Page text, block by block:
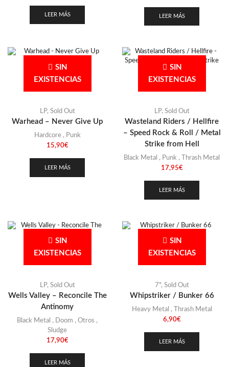
(17)
Kirguistán (1)
(1)
Marruecos (1)
Noruega (1)
Paraguay (1)
Polonia
Rusia (1)
Singapur (1)
Suriname (1)
Tayikistán (1)
(1)
Uruguay (1)
(28)
LEER MÁS LEER MÁS
SIN
EXISTENCIAS
LP, Sold Out
Warhead – Never Give Up
Hardcore, Punk
15,90€
LEER MÁS
SIN
EXISTENCIAS
LP, Sold Out
Wasteland Riders / Hellfire
– Speed Rock & Roll / Metal
Strike from Hell
Black Metal , Punk ,
Thrash Metal
17,95€
LEER MÁS
SIN
EXISTENCIAS
LP, Sold Out
Wells Valley – Reconcile The
Antinomy
Black Metal , Doom , Otros ,
Sludge
17,90€
LEER MÁS
SIN
EXISTENCIAS
7", Sold Out
Whipstriker / Bunker 66
Heavy Metal ,
Thrash Metal
6,90€
LEER MÁS